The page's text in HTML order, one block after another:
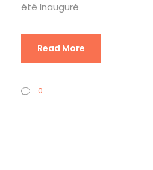
été Inauguré
Read More
0